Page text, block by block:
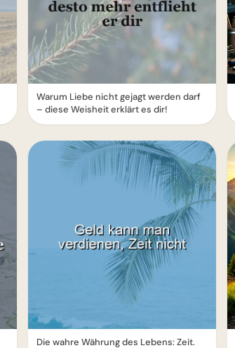
Warum Liebe nicht gejagt werden darf
– diese Weisheit erklärt es dir!
Die wahre Währung des Lebens: Zeit.